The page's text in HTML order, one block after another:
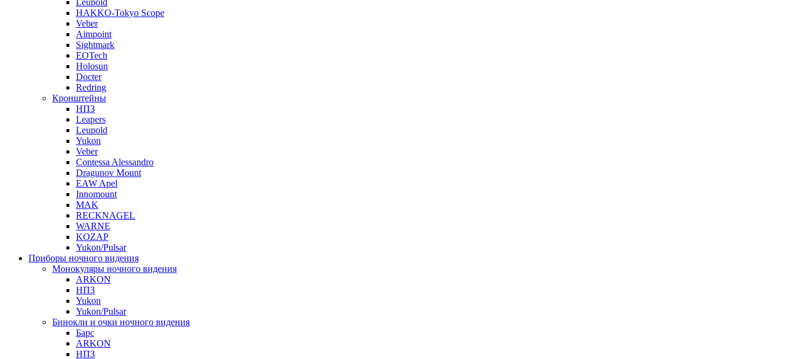
Leupold
HAKKO-Tokyo Scope
Veber
Aimpoint
Sightmark
EOTech
Holosun
Docter
Redring
Кронштейны
НПЗ
Leapers
Leupold
Yukon
Veber
Contessa Alessandro
Dragunov Mount
EAW Apel
Innomount
MAK
RECKNAGEL
WARNE
KOZAP
Yukon/Pulsar
Приборы ночного видения
Монокуляры ночного видения
ARKON
НПЗ
Yukon
Yukon/Pulsar
Бинокли и очки ночного видения
Барс
ARKON
НПЗ